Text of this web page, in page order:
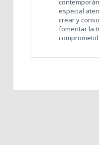
especial
crear y
fomentar la